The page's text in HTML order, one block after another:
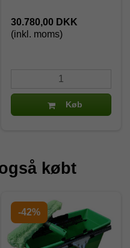
30.780,00 DKK
(inkl. moms)
Køb
købt
-42%